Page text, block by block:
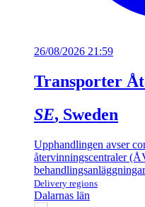
26/08/2026 21:59
Transporter
SE, Sweden
Upphandlingen avser
återvinningscentraler
behandlingsanläggningar
Delivery regions
Dalarnas län